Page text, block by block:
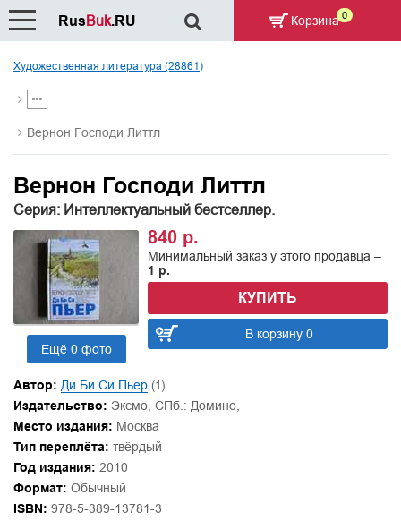
Художественная литература (28861)
Вернон Господи Литтл
Вернон Господи Литтл
Серия: Интеллектуальный бестселлер.
Ещё 0 фото
840 р.
Минимальный заказ у этого продавца –
1 р.
КУПИТЬ
В корзину 0
Автор: Ди Би Си Пьер (1)
Издательство: Эксмо, СПб.: Домино,
Место издания: Москва
Тип переплёта: твёрдый
Год издания: 2010
Формат: Обычный
ISBN: 978-5-389-13781-3
RusBuk.RU Корзина 0